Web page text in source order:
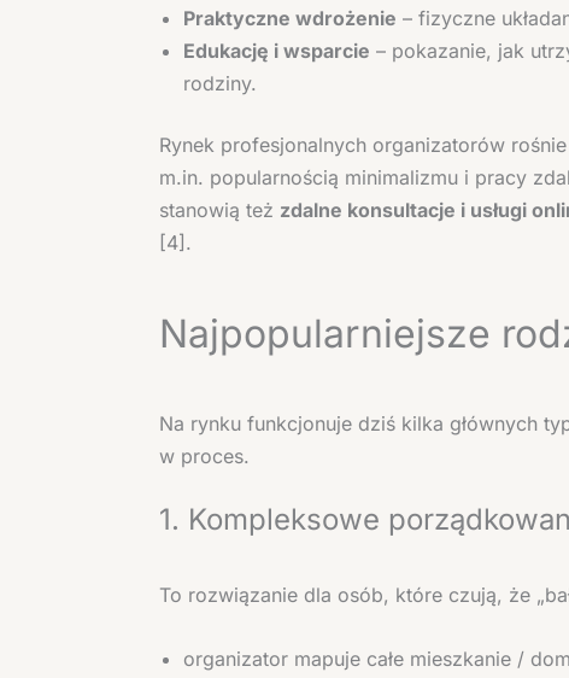
Praktyczne wdrożenie – fizyczne
Edukację i wsparcie – pokazanie, jak
rodziny.
Rynek profesjonalnych organizatorów
m.in. popularnością minimalizmu i pracy
stanowią też zdalne konsultacje i usługi
[4].
Najpopularniejsze
Na rynku funkcjonuje dziś kilka głównych
w proces.
1. Kompleksowe
To rozwiązanie dla osób, które czują, że
organizator mapuje całe mieszkanie /